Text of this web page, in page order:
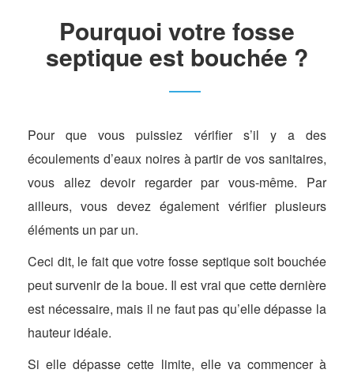
Pourquoi votre fosse
septique est bouchée ?
Pour que vous puissiez vérifier s’il y a des
écoulements d’eaux noires à partir de vos sanitaires,
vous allez devoir regarder par vous-même. Par
ailleurs, vous devez également vérifier plusieurs
éléments un par un.
Ceci dit, le fait que votre fosse septique soit bouchée
peut survenir de la boue. Il est vrai que cette dernière
est nécessaire, mais il ne faut pas qu’elle dépasse la
hauteur idéale.
Si elle dépasse cette limite, elle va commencer à